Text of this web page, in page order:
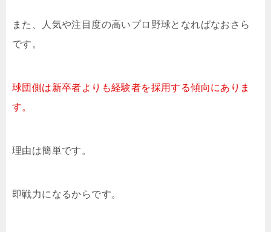
また、人気や注目度の高いプロ野球となればなおさら
です。
球団側は新卒者よりも経験者を採用する傾向にありま
す。
理由は簡単です。
即戦力になるからです。